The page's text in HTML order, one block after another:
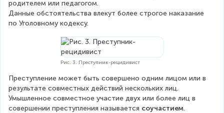
родителем или педагогом.
Данные обстоятельства влекут более строгое наказание
по Уголовному кодексу.
Рис. 3. Преступник-рецидивист
Преступление может быть совершено одним лицом или в
результате совместных действий нескольких лиц.
Умышленное совместное участие двух или более лиц в
совершении преступления называется соучастием.